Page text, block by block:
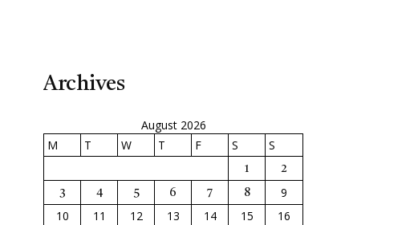
Archives
August 2026
M
T W T F S S
1 2
3 4 5 6 7 8
9
10
11 12 13 14 15
16